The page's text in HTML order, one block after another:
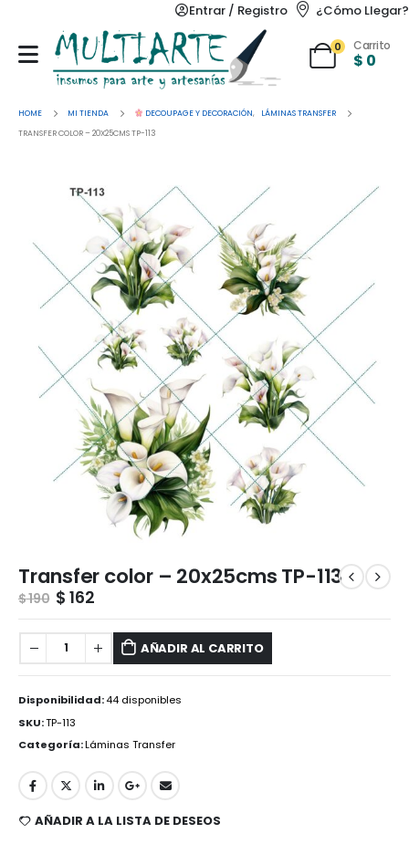
Entrar / Registro ¿Cómo Llegar?
0 Carrito
$ 0
HOME MI TIENDA DECOUPAGE Y DECORACIÓN,
LÁMINAS TRANSFER
TRANSFER COLOR – 20X25CMS TP-113
Transfer color – 20x25cms TP-113
$190 $ 162
AÑADIR AL CARRITO
Disponibilidad:44 disponibles
SKU:TP-113
Categoría:Láminas Transfer
AÑADIR A LA LISTA DE DESEOS